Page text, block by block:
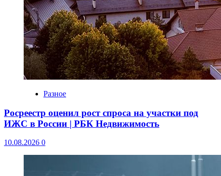
Разное
Росреестр оценил рост спроса на участки под
ИЖС в России | РБК Недвижимость
10.08.2026 0